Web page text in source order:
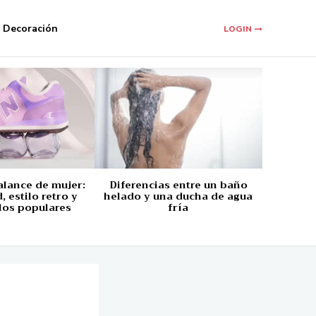
Decoración LOGIN
de mujer:
estilo retro y
populares
Diferencias entre un baño
helado y una ducha de agua
fría